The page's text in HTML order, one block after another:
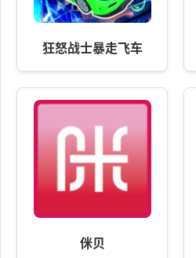
狂怒战士暴走飞车
侎贝